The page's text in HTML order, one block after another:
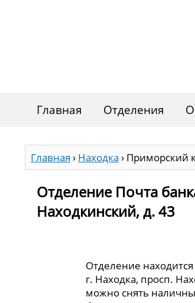
Главная Отделения
Главная › Находка › Приморский
Отделение Почта
Находкинский, д. 43
Отделение
г. Находка, просп.
можно снять